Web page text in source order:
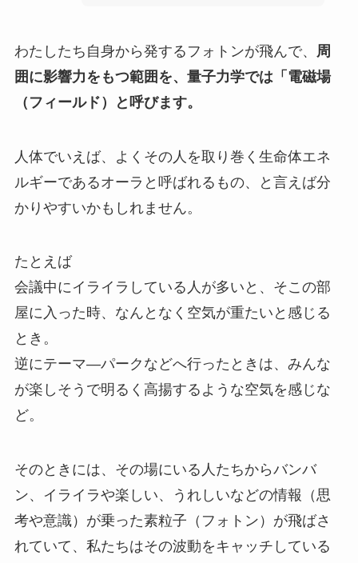
わたしたち自身から発するフォトンが飛んで、
周
囲に影響力をもつ範囲を、量子力学では「電磁場
（フィールド）と呼びます。
人体でいえば、よくその人を取り巻く生命体エネ
ルギーであるオーラと呼ばれるもの、と言えば分
かりやすいかもしれません。
たとえば
会議中にイライラしている人が多いと、そこの部
屋に入った時、なんとなく空気が重たいと感じる
とき。
逆にテーマ―パークなどへ行ったときは、みんな
が楽しそうで明るく高揚するような空気を感じな
ど。
そのときには、その場にいる人たちからバンバ
ン、イライラや楽しい、うれしいなどの情報（思
考や意識）が乗った素粒子（フォトン）が飛ばさ
れていて、私たちはその波動をキャッチしている